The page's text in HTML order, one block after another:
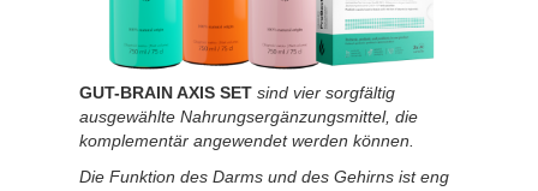
GUT-BRAIN AXIS SET sind vier sorgfältig
ausgewählte Nahrungsergänzungsmittel, die
komplementär angewendet werden können.
Die Funktion des Darms und des Gehirns ist eng